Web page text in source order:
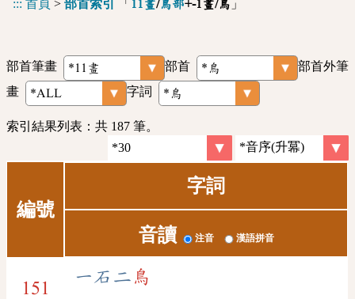
::: 首頁 > 部首索引 「 11畫/鳥部+-1畫/鳥 」
部首筆畫 部首
部首外筆
畫
字詞
索引結果列表：共 187 筆。
編號
字詞
音讀 注音 漢語拼音
151
一石二 鳥